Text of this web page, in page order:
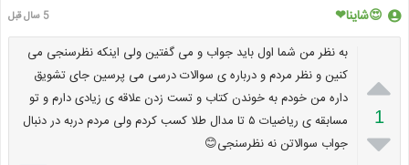
😍شاینا❤ 5 سال قبل

1

به نظر من شما اول باید جواب و می گفتین ولی اینکه نظرسنجی می
کنین و نظر مردم و درباره ی سوالات درسی می پرسین جای تشویق
داره من خودم به خوندن کتاب و تست زدن علاقه ی زیادی دارم و تو
مسابقه ی ریاضیات ۵ تا مدال طلا کسب کردم ولی مردم دربه در دنبال
جواب سوالاتن نه نظرسنجی😊